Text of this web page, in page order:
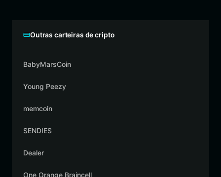
Outras carteiras de cripto
BabyMarsCoin
Young Peezy
memcoin
SENDIES
Dealer
One Orange Braincell